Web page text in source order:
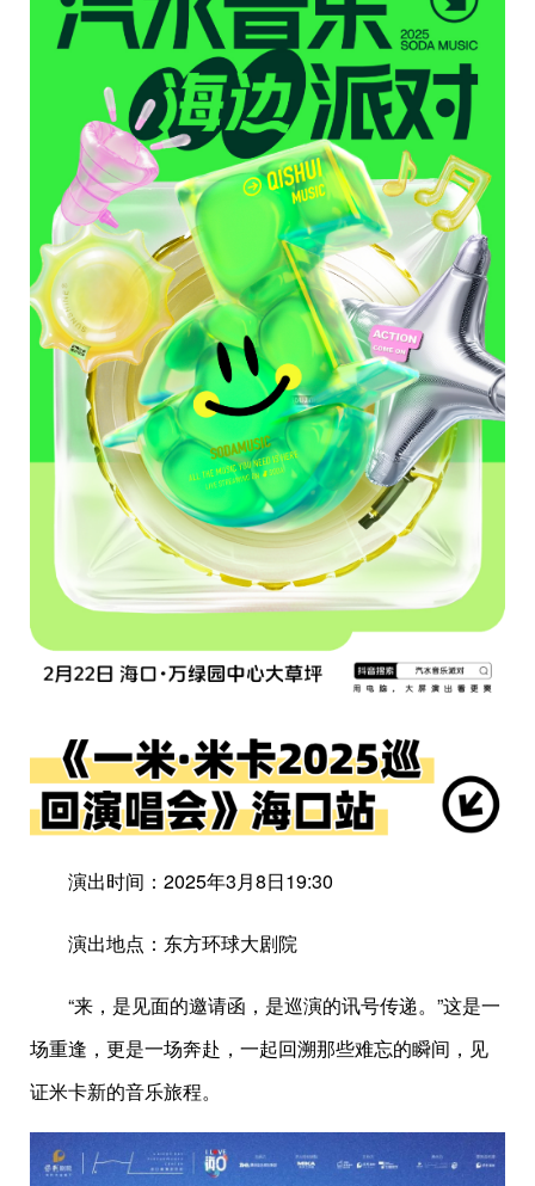
演出时间：2025年3月8日19:30
演出地点：东方环球大剧院
“来，是见面的邀请函，是巡演的讯号传递。”这是一
场重逢，更是一场奔赴，一起回溯那些难忘的瞬间，见
证米卡新的音乐旅程。